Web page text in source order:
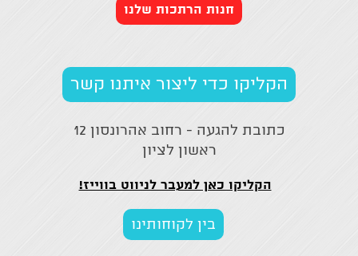
חנות הרתכות שלנו
הקליקו כדי ליצור איתנו קשר
כתובת להגעה - רחוב אהרונסון 12
ראשון לציון
הקליקו כאן למעבר לניווט בווייז!
בין לקוחותינו